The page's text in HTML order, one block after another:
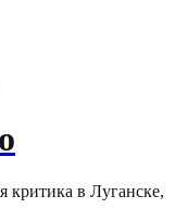
критика в Луганске,